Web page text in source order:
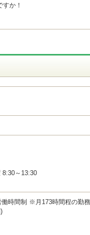
か！
8:30～13:30
時間制 ※月173時間程の勤務